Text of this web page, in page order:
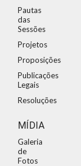
Pautas
das
Sessões
Projetos
Proposições
Publicações
Legais
Resoluções
MÍDIA
Galeria
de
Fotos